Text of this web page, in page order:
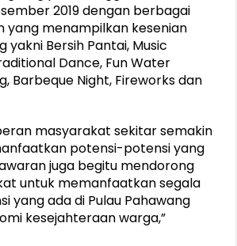
2019 dengan berbagai
yang menampilkan kesenian
yakni Bersih Pantai, Music
Dance, Fun Water
Barbeque Night, Fireworks dan
masyarakat sekitar semakin
potensi-potensi yang
juga begitu mendorong
untuk memanfaatkan segala
yang ada di Pulau Pahawang
kesejahteraan warga,”